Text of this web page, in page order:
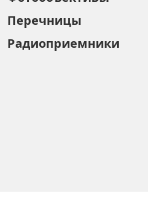
Перечницы
Радиоприемники